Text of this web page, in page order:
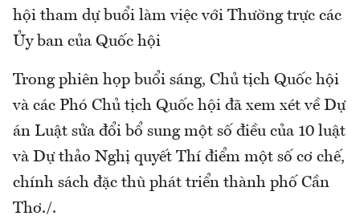
hội tham dự buổi làm việc với Thường trực các
Ủy ban của Quốc hội
Trong phiên họp buổi sáng, Chủ tịch Quốc hội
và các Phó Chủ tịch Quốc hội đã xem xét về Dự
án Luật sửa đổi bổ sung một số điều của 10 luật
và Dự thảo Nghị quyết Thí điểm một số cơ chế,
chính sách đặc thù phát triển thành phố Cần
Thơ./.